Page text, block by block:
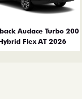
Audace Turbo 200
Flex AT 2026